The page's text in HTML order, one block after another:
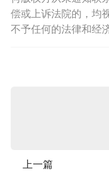
偿或上诉法院的，均
不予任何的法律和经
上一篇